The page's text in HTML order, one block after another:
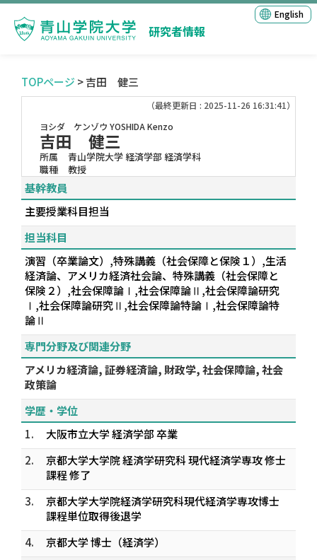
研究者情報
English
TOPページ > 吉田 健三
（最終更新日 : 2025-11-26 16:31:41）
ヨシダ ケンゾウ YOSHIDA Kenzo
吉田 健三
所属
青山学院大学 経済学部 経済学科
職種
教授
基幹教員
主要授業科目担当
担当科目
演習（卒業論文）,特殊講義（社会保障と保険１）,生活
経済論、アメリカ経済社会論、特殊講義（社会保障と
保険２）,社会保障論Ⅰ,社会保障論Ⅱ,社会保障論研究
Ⅰ,社会保障論研究Ⅱ,社会保障論特論Ⅰ,社会保障論特
論Ⅱ
専門分野及び関連分野
アメリカ経済論, 証券経済論, 財政学, 社会保障論, 社会
政策論
学歴・学位
1.
大阪市立大学 経済学部 卒業
2.
京都大学大学院 経済学研究科 現代経済学専攻 修士
課程 修了
3.
京都大学大学院経済学研究科現代経済学専攻博士
課程単位取得後退学
4.
京都大学 博士（経済学）